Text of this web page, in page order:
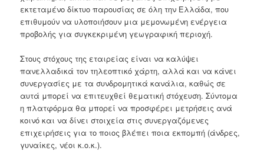
εκτεταμένο δίκτυο παρουσίας σε όλη την Ελλάδα, που
επιθυμούν να υλοποιήσουν μια μεμονωμένη ενέργεια
προβολής για συγκεκριμένη γεωγραφική περιοχή.
Στους στόχους της εταιρείας είναι να καλύψει
πανελλαδικά τον τηλεοπτικό χάρτη, αλλά και να κάνει
συνεργασίες με τα συνδρομητικά κανάλια, καθώς σε
αυτά μπορεί να επιτευχθεί θεματική στόχευση. Σύντομα
η πλατφόρμα θα μπορεί να προσφέρει μετρήσεις ανά
κοινό και να δίνει στοιχεία στις συνεργαζόμενες
επιχειρήσεις για το ποιος βλέπει ποια εκπομπή (άνδρες,
γυναίκες, νέοι κ.ο.κ.).